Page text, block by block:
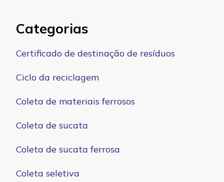
Categorias
Certificado de destinação de resíduos
Ciclo da reciclagem
Coleta de materiais ferrosos
Coleta de sucata
Coleta de sucata ferrosa
Coleta seletiva